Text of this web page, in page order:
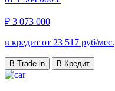
₽ 3 073 000
в кредит от 23 517 руб/мес.
В Trade-in В Кредит